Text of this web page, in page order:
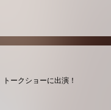
ークショーに出演！